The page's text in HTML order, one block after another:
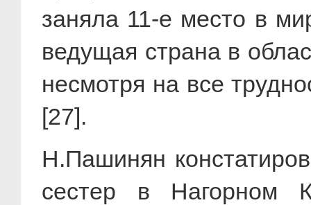
заняла 11-е место в
ведущая страна в
несмотря на все
[27].
Н.Пашинян
сестер в Нагорном